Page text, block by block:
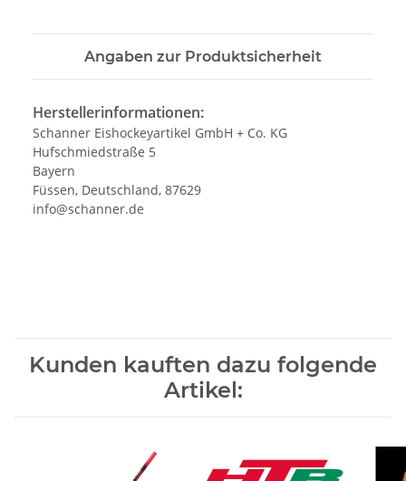
Angaben zur Produktsicherheit
Herstellerinformationen:
Schanner Eishockeyartikel GmbH + Co. KG
Hufschmiedstraße 5
Bayern
Füssen, Deutschland, 87629
info@schanner.de
Kunden kauften dazu folgende
Artikel: